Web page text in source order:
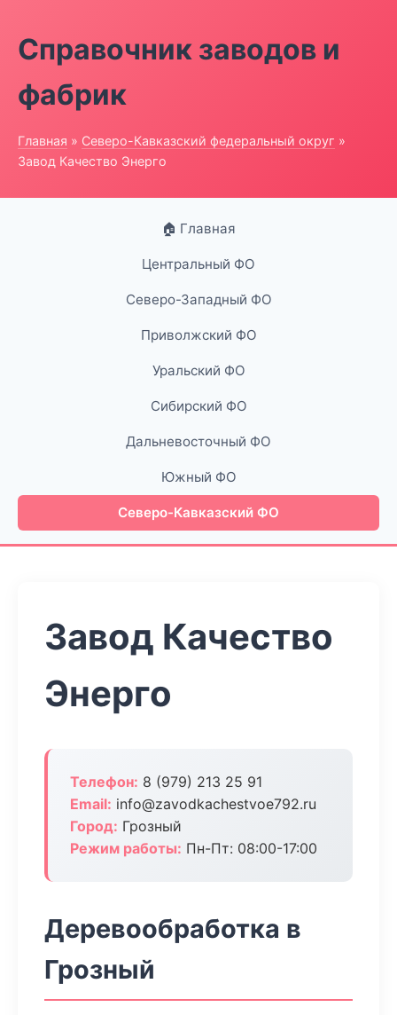
Справочник заводов и
фабрик
Главная » Северо-Кавказский федеральный округ »
Завод Качество Энерго
🏠 Главная
Центральный ФО
Северо-Западный ФО
Приволжский ФО
Уральский ФО
Сибирский ФО
Дальневосточный ФО
Южный ФО
Северо-Кавказский ФО
Завод Качество
Энерго
Телефон: 8 (979) 213 25 91
Email: info@zavodkachestvoe792.ru
Город: Грозный
Режим работы: Пн-Пт: 08:00-17:00
Деревообработка в
Грозный